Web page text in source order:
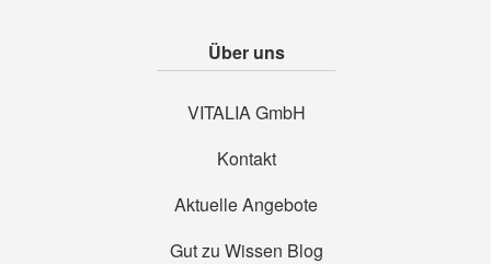
Über uns
VITALIA GmbH
Kontakt
Aktuelle Angebote
Gut zu Wissen Blog